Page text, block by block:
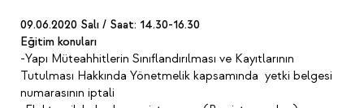
09.06.2020 Salı / Saat: 14.30-16.30
Eğitim konuları
-Yapı Müteahhitlerin Sınıflandırılması ve Kayıtlarının
Tutulması Hakkında Yönetmelik kapsamında yetki belgesi
numarasının iptali